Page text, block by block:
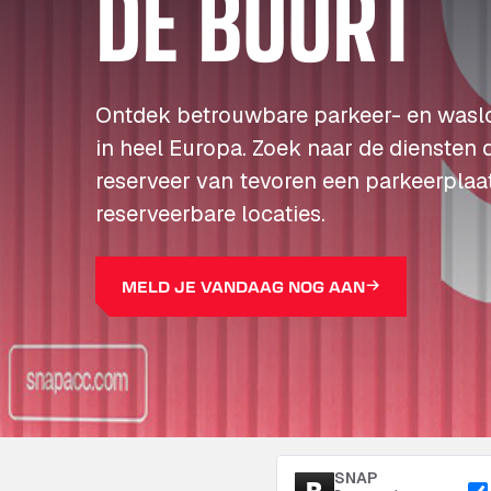
Ontdek betrouwbare parkeer- en
in heel Europa. Zoek naar de diensten
reserveer van tevoren een
reserveerbare locaties.
MELD JE VANDAAG NOG AAN
SNAP